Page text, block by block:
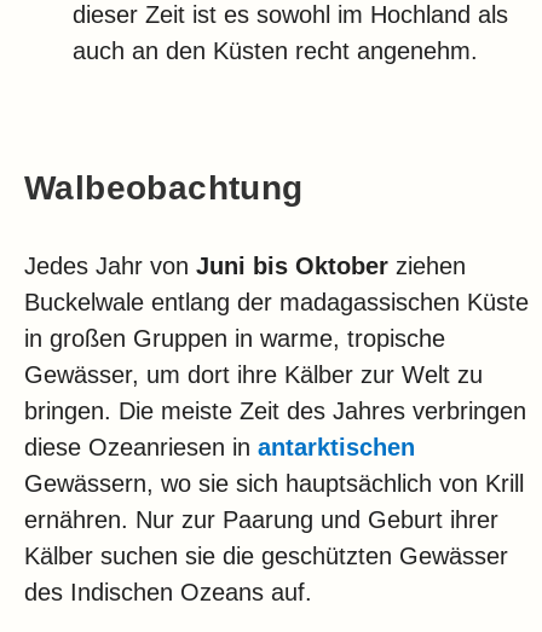
dieser Zeit ist es sowohl im Hochland als
auch an den Küsten recht angenehm.
Walbeobachtung
Jedes Jahr von Juni bis Oktober ziehen
Buckelwale entlang der madagassischen Küste
in großen Gruppen in warme, tropische
Gewässer, um dort ihre Kälber zur Welt zu
bringen. Die meiste Zeit des Jahres verbringen
diese Ozeanriesen in antarktischen
Gewässern, wo sie sich hauptsächlich von Krill
ernähren. Nur zur Paarung und Geburt ihrer
Kälber suchen sie die geschützten Gewässer
des Indischen Ozeans auf.